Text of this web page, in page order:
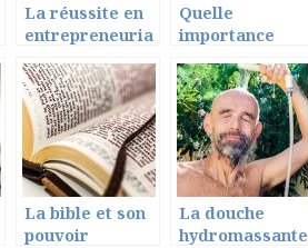
La réussite en
entrepreneuria
points à
respecter ?
Quelle
importance
conversations
de couple?
La bible et son
pouvoir
La douche
hydromassante